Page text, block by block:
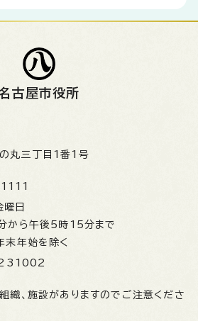
古屋市役所
丸三丁目1番1号
曜日
から午後5時15分まで
末年始を除く
織、施設がありますのでご注意くださ